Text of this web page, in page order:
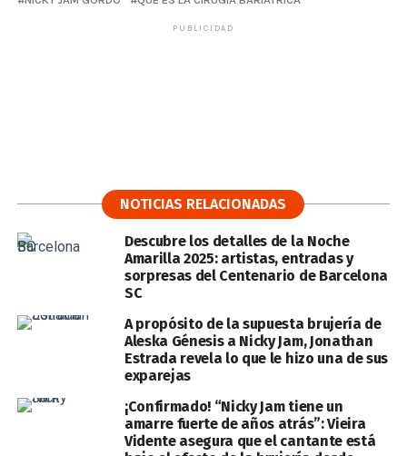
PUBLICIDAD
NOTICIAS RELACIONADAS
Descubre los detalles de la Noche
Amarilla 2025: artistas, entradas y
sorpresas del Centenario de Barcelona
SC
A propósito de la supuesta brujería de
Aleska Génesis a Nicky Jam, Jonathan
Estrada revela lo que le hizo una de sus
exparejas
¡Confirmado! “Nicky Jam tiene un
amarre fuerte de años atrás”: Vieira
Vidente asegura que el cantante está